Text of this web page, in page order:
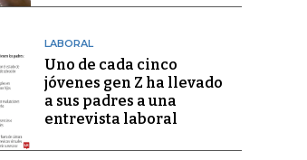
LABORAL
Uno de cada cinco
jóvenes gen Z ha llevado
a sus padres a una
entrevista laboral